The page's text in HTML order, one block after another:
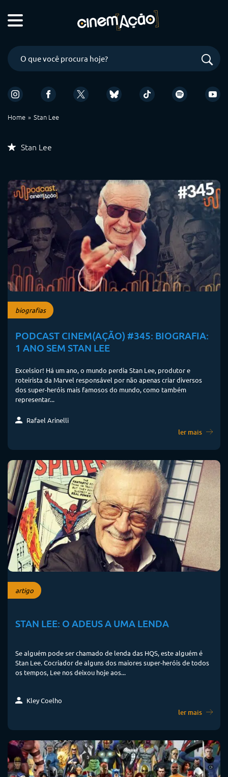
Home Stan Lee
Stan Lee
biografias
PODCAST CINEM(AÇÃO) #345: BIOGRAFIA:
1 ANO SEM STAN LEE
Excelsior! Há um ano, o mundo perdia Stan Lee, produtor e
roteirista da Marvel responsável por não apenas criar diversos
dos super-heróis mais famosos do mundo, como também
representar...
Rafael Arinelli
ler mais
artigo
STAN LEE: O ADEUS A UMA LENDA
Se alguém pode ser chamado de lenda das HQS, este alguém é
Stan Lee. Cocriador de alguns dos maiores super-heróis de todos
os tempos, Lee nos deixou hoje aos...
Kley Coelho
ler mais